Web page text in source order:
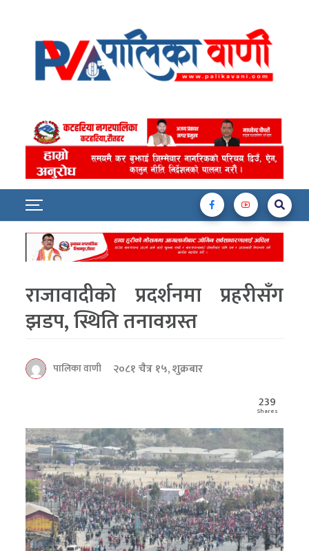
राजावादीको प्रदर्शनमा प्रहरीसँग
झडप, स्थिति तनावग्रस्त
पालिका वाणी
२०८१ चैत्र १५, शुक्रबार
239
Shares